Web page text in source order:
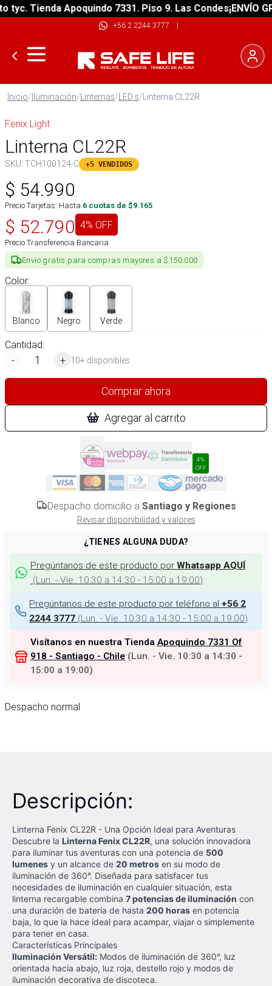
Tienda Apoquindo 7331. Piso 9. Las Condes¡ENVÍO
+56 2 2244 3777 |
Inicio/Iluminación/Linternas/LED s/Linterna CL22R
Fenix Light
Linterna CL22R
SKU: TCH100124-C +5 VENDIDOS
$ 54.990
Precio Tarjetas: Hasta 6 cuotas de $9.165
$ 52.790 4% OFF
Precio Transferencia Bancaria
Envío gratis para compras mayores a $150.000
Color:
Blanco Negro Verde
Cantidad:
-
+ 10+ disponibles
Comprar ahora
Agregar al carrito
4%
OFF
Despacho domicilio a Santiago y Regiones
Revisar disponibilidad y valores
¿TIENES ALGUNA DUDA?
Pregúntanos de este producto por Whatsapp AQUÍ
(Lun. - Vie. 10:30 a 14:30 - 15:00 a 19:00)
Pregúntanos de este producto por teléfono al +56 2
2244 3777 (Lun. - Vie. 10:30 a 14:30 - 15:00 a 19:00)
Visítanos en nuestra Tienda Apoquindo 7331 Of
918 - Santiago - Chile (Lun. - Vie. 10:30 a 14:30 -
15:00 a 19:00)
Despacho normal
Descripción:
Linterna Fenix CL22R - Una Opción Ideal para Aventuras
Descubre la Linterna Fenix CL22R, una solución innovadora
para iluminar tus aventuras con una potencia de 500
lumenes y un alcance de 20 metros en su modo de
iluminación de 360°. Diseñada para satisfacer tus
necesidades de iluminación en cualquier situación, esta
linterna recargable combina 7 potencias de iluminación con
una duración de batería de hasta 200 horas en potencia
baja, lo que la hace ideal para acampar, viajar o simplemente
para tener en casa.
Características Principales
Iluminación Versátil: Modos de iluminación de 360°, luz
orientada hacia abajo, luz roja, destello rojo y modos de
iluminación decorativa de discoteca.